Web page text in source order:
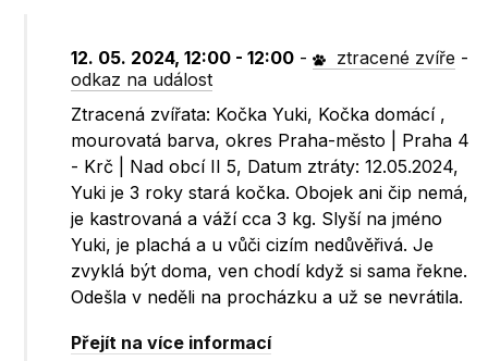
12. 05. 2024, 12:00 - 12:00 - ztracené zvíře -
odkaz na událost
Ztracená zvířata: Kočka Yuki, Kočka domácí ,
mourovatá barva, okres Praha-město | Praha 4
- Krč | Nad obcí II 5, Datum ztráty: 12.05.2024,
Yuki je 3 roky stará kočka. Obojek ani čip nemá,
je kastrovaná a váží cca 3 kg. Slyší na jméno
Yuki, je plachá a u vůči cizím nedůvěřivá. Je
zvyklá být doma, ven chodí když si sama řekne.
Odešla v neděli na procházku a už se nevrátila.
Přejít na více informací